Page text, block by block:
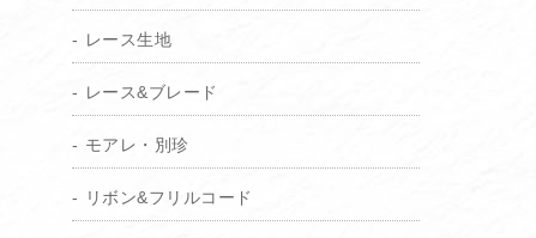
レース生地
レース&ブレード
モアレ・別珍
リボン&フリルコード